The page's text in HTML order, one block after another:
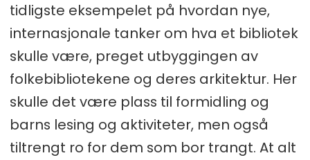
tidligste eksempelet på hvordan nye,
internasjonale tanker om hva et bibliotek
skulle være, preget utbyggingen av
folkebibliotekene og deres arkitektur. Her
skulle det være plass til formidling og
barns lesing og aktiviteter, men også
tiltrengt ro for dem som bor trangt. At alt